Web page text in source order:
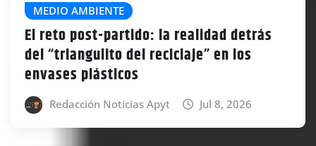
MEDIO AMBIENTE
El reto post-partido: la realidad detrás
del “triangulito del reciclaje” en los
envases plásticos
Redacción Noticias Apyt Jul 8, 2026